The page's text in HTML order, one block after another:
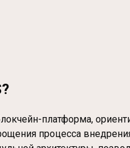
платформа,
процесса